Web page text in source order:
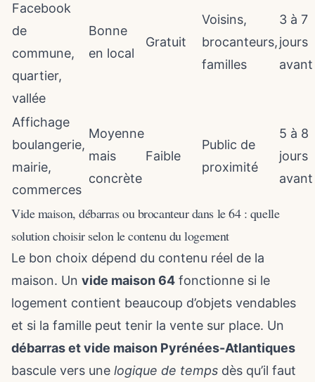
Facebook
de
commune,
quartier,
vallée
Bonne
en local
Gratuit
Voisins,
brocanteurs,
familles
3 à 7
jours
avant
Affichage
boulangerie,
mairie,
commerces
Moyenne
mais
concrète
Faible
Public de
proximité
5 à 8
jours
avant
Vide maison, débarras ou brocanteur dans le 64 : quelle
solution choisir selon le contenu du logement
Le bon choix dépend du contenu réel de la
maison. Un vide maison 64 fonctionne si le
logement contient beaucoup d’objets vendables
et si la famille peut tenir la vente sur place. Un
débarras et vide maison Pyrénées-Atlantiques
bascule vers une logique de temps dès qu’il faut